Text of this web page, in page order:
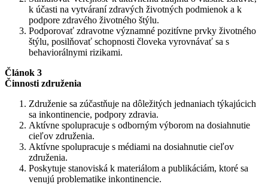
k účasti na vytváraní zdravých životných podmienok a k
podpore zdravého životného štýlu.
Podporovať zdravotne významné pozitívne prvky životného
štýlu, posilňovať schopnosti človeka vyrovnávať sa s
behaviorálnymi rizikami.
Článok 3
Činnosti združenia
Združenie sa zúčastňuje na dôležitých jednaniach týkajúcich
sa inkontinencie, podpory zdravia.
Aktívne spolupracuje s odborným výborom na dosiahnutie
cieľov združenia.
Aktívne spolupracuje s médiami na dosiahnutie cieľov
združenia.
Poskytuje stanoviská k materiálom a publikáciám, ktoré sa
venujú problematike inkontinencie.